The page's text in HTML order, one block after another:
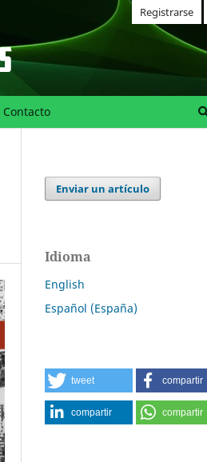
Contacto
Registrarse
Enviar un artículo
Idioma
English
Español (España)
tweet compartir
compartir compartir